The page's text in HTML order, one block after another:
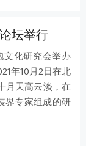
坛举行
文化研究会举办
年10月2日在北
月天高云淡，在
界专家组成的研